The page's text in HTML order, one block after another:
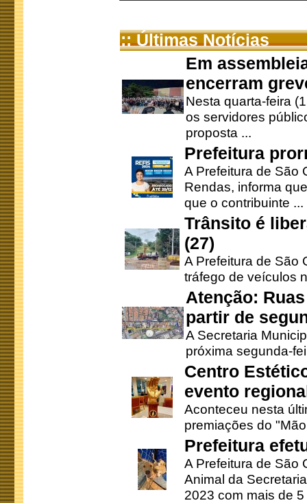
:: Últimas Notícias
Em
encerram
Nesta quarta-feira
os servidores
proposta ...
Prefeitura
A Prefeitura de São
Rendas, informa
que o contribuinte ...
Trânsito é
(27)
A Prefeitura de São
tráfego de veículos
Atenção:
partir de
A Secretaria
próxima segunda-
Centro
evento
Aconteceu nesta
premiações do
Prefeitura
A Prefeitura de São
Animal da
2023 com mais de 5